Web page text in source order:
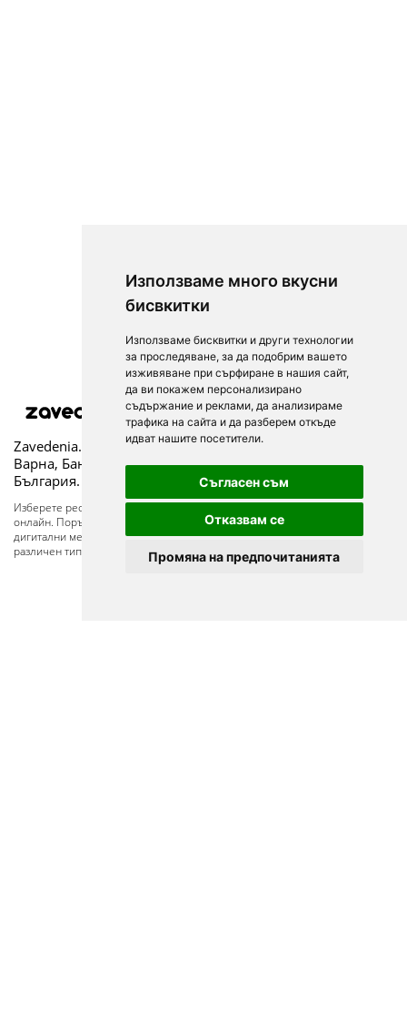
Използваме много вкусни
бисвкитки
Използваме бисквитки и други технологии
за проследяване, за да подобрим вашето
изживяване при сърфиране в нашия сайт,
да ви покажем персонализирано
съдържание и реклами, да анализираме
трафика на сайта и да разберем откъде
идват нашите посетители.
Съгласен съм
Отказвам се
Промяна на предпочитанията
© 2025
Zavedenia.bg - каталог за заведения София, Пловдив,
Варна, Банско. Актуална информация за заведенията в
България.
Изберете ресторант, бар, клуб, механа или пицария. Резервирайте маса
онлайн. Поръчайте храна за вкъщи. Вижте актуални оферти, събития,
дигитални менюта. Ресторанти за специални поводи, ресторанти с
различен тип кухня.